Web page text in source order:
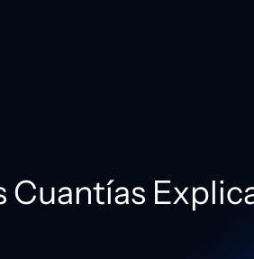
Cuantías